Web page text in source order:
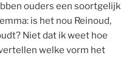
ouders een soortgelijk
is het nou Reinoud,
Niet dat ik weet hoe
vertellen welke vorm het